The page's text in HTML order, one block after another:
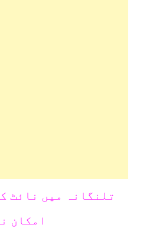
تلنگانہ میں نائٹ
امکان